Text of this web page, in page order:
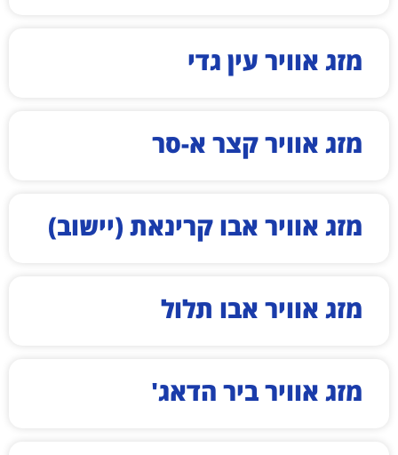
מזג אוויר עין גדי
מזג אוויר קצר א-סר
מזג אוויר אבו קרינאת (יישוב)
מזג אוויר אבו תלול
מזג אוויר ביר הדאג'